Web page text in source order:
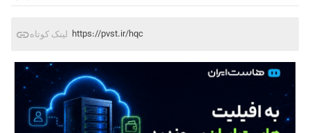
لینک کوتاه https://pvst.ir/hqc